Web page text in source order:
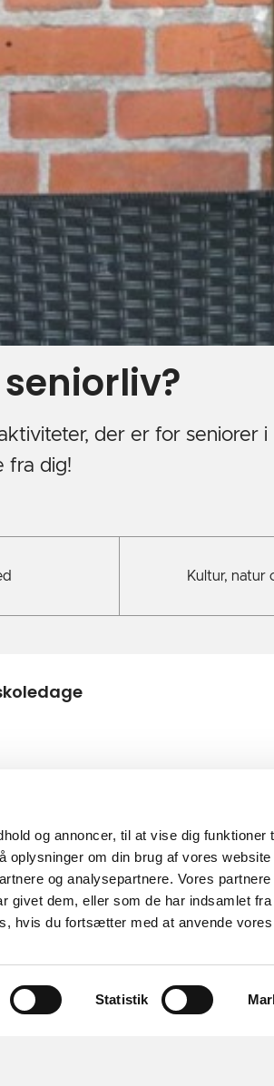
og annoncer, til at vise dig funktioner
oplysninger om din brug af vores
og analysepartnere. Vores
givet dem, eller som de har indsamlet
hvis du fortsætter med at anvende
Statistik
der er for seniorer i
fra dig!
Kultur, natur